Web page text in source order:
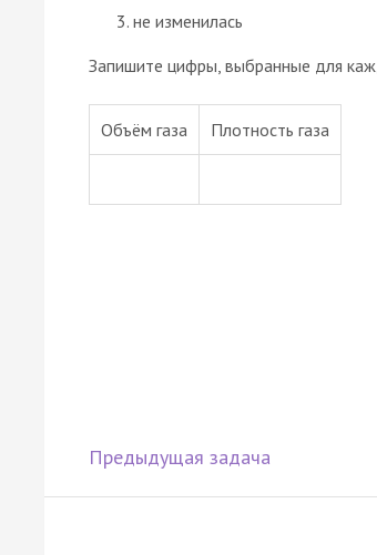
не изменилась
Запишите цифры, выбранные для
Объём газа Плотность газа
Предыдущая задача